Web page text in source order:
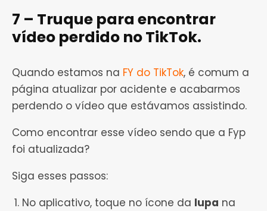
7 – Truque para encontrar
vídeo perdido no TikTok.
Quando estamos na FY do TikTok, é comum a
página atualizar por acidente e acabarmos
perdendo o vídeo que estávamos assistindo.
Como encontrar esse vídeo sendo que a Fyp
foi atualizada?
Siga esses passos:
No aplicativo, toque no ícone da lupa na